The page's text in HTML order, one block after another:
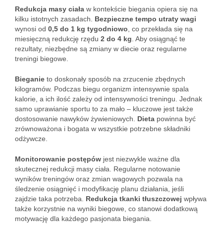
Redukcja masy ciała w kontekście biegania opiera się na
kilku istotnych zasadach. Bezpieczne tempo utraty wagi
wynosi od 0,5 do 1 kg tygodniowo , co przekłada się na
miesięczną redukcję rzędu 2 do 4 kg . Aby osiągnąć te
rezultaty, niezbędne są zmiany w diecie oraz regularne
treningi biegowe.
Bieganie to doskonały sposób na zrzucenie zbędnych
kilogramów. Podczas biegu organizm intensywnie spala
kalorie, a ich ilość zależy od intensywności treningu. Jednak
samo uprawianie sportu to za mało – kluczowe jest także
dostosowanie nawyków żywieniowych. Dieta powinna być
zrównoważona i bogata w wszystkie potrzebne składniki
odżywcze.
Monitorowanie postępów jest niezwykle ważne dla
skutecznej redukcji masy ciała. Regularne notowanie
wyników treningów oraz zmian wagowych pozwala na
śledzenie osiągnięć i modyfikację planu działania, jeśli
zajdzie taka potrzeba. Redukcja tkanki tłuszczowej wpływa
także korzystnie na wyniki biegowe, co stanowi dodatkową
motywację dla każdego pasjonata biegania.